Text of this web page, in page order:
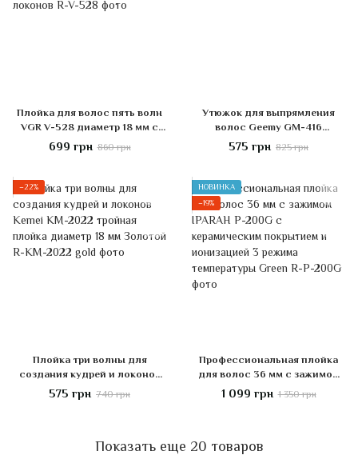
Плойка для волос пять волн
VGR V-528 диаметр 18 мм с
керамическим покрытием 5
волн для кучеряшек и
699 грн 860 грн
Утюжок для выпрямления
волос Geemy GM-416
мощностью 35 Вт Чёрный
575 грн 825 грн
−22%
Плойка три волны для
создания кудрей и локонов
Kemei KM-2022 тройная
плойка диаметр 18 мм
575 грн 740 грн
НОВИНКА
−19%
Профессиональная плойка
для волос 36 мм с зажимом
IPARAH P-200G с
керамическим покрытием и
1 099 грн 1 350 грн
Показать еще 20 товаров